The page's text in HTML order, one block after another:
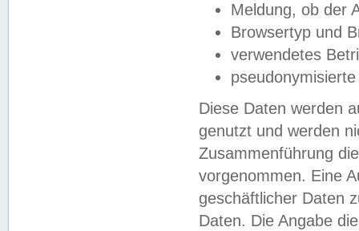
Meldung, ob der
Browsertyp und
verwendetes
Diese Daten werden
genutzt und werden
Zusammenführung
vorgenommen. Eine
geschäftlicher Daten
Daten. Die Angabe